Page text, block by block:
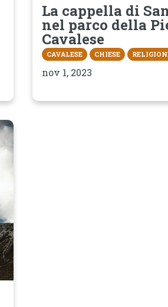
La cappella di
nel parco della
Cavalese
CAVALESE CHIESE
nov 1, 2023